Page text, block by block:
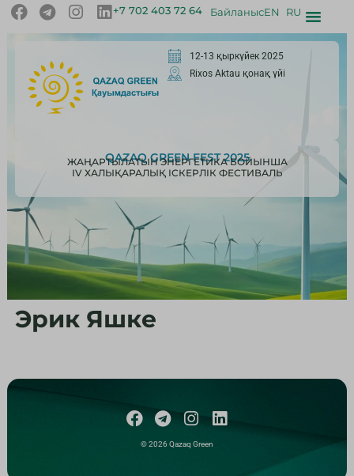
+7 702 403 72 64 БайланысEN RU
12-13 қыркүйек 2025
Rixos Aktau қонақ үйі
QAZAQ GREEN FEST 2025
ЖАҢАРТЫЛАТЫН ЭНЕРГЕТИКА БОЙЫНША
IV ХАЛЫҚАРАЛЫҚ ІСКЕРЛІК ФЕСТИВАЛЬ
Эрик Яшке
© 2026 Qazaq Green